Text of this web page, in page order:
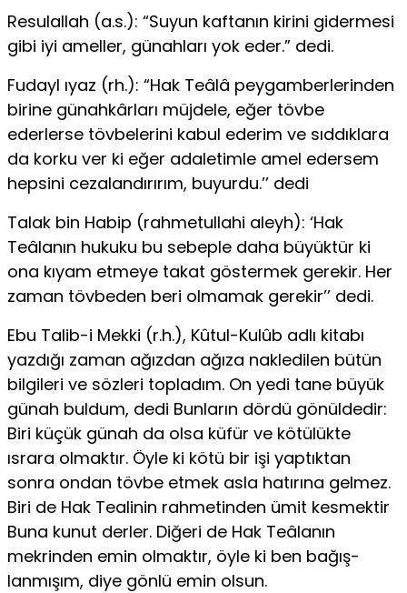
Resulallah (a.s.): “Suyun kaftanın kirini gidermesi
gibi iyi ameller, günahları yok eder.” dedi.
Fudayl ıyaz (rh.): “Hak Teâlâ peygamberlerinden
birine günahkârları müjdele, eğer tövbe
ederlerse tövbelerini kabul ederim ve sıddıklara
da korku ver ki eğer adaletimle amel eder­sem
hepsini cezalandırırım, buyurdu.’’ dedi
Talak bin Habip (rahmetullahi aleyh): ‘Hak
Teâlanın hukuku bu sebeple daha büyüktür ki
ona kıyam etmeye ta­kat göstermek gerekir. Her
zaman tövbeden beri olmamak gerekir’’ dedi.
Ebu Talib-i Mekki (r.h.), Kûtul-Kulûb adlı kitabı
yaz­dığı zaman ağızdan ağıza nakledilen bütün
bilgileri ve sözleri topladım. On yedi tane büyük
günah buldum, dedi Bunların dördü gönüldedir:
Biri küçük günah da olsa küfür ve kötü­lükte
ısrara olmaktır. Öyle ki kötü bir işi yaptıktan
sonra on­dan tövbe etmek asla hatırına gelmez.
Biri de Hak Tealinin rahmetinden ümit kesmektir
Buna kunut derler. Diğeri de Hak Teâlanın
mekrinden emin olmaktır, öyle ki ben bağış­
lanmışım, diye gönlü emin olsun.